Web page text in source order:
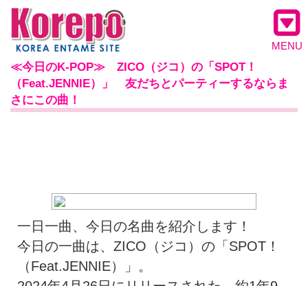
MENU
≪今日のK-POP≫ ZICO（ジコ）の「SPOT！
（Feat.JENNIE）」 友だちとパーティーするならま
さにこの曲！
一日一曲、今日の名曲を紹介します！
今日の一曲は、ZICO（ジコ）の「SPOT！
（Feat.JENNIE）」。